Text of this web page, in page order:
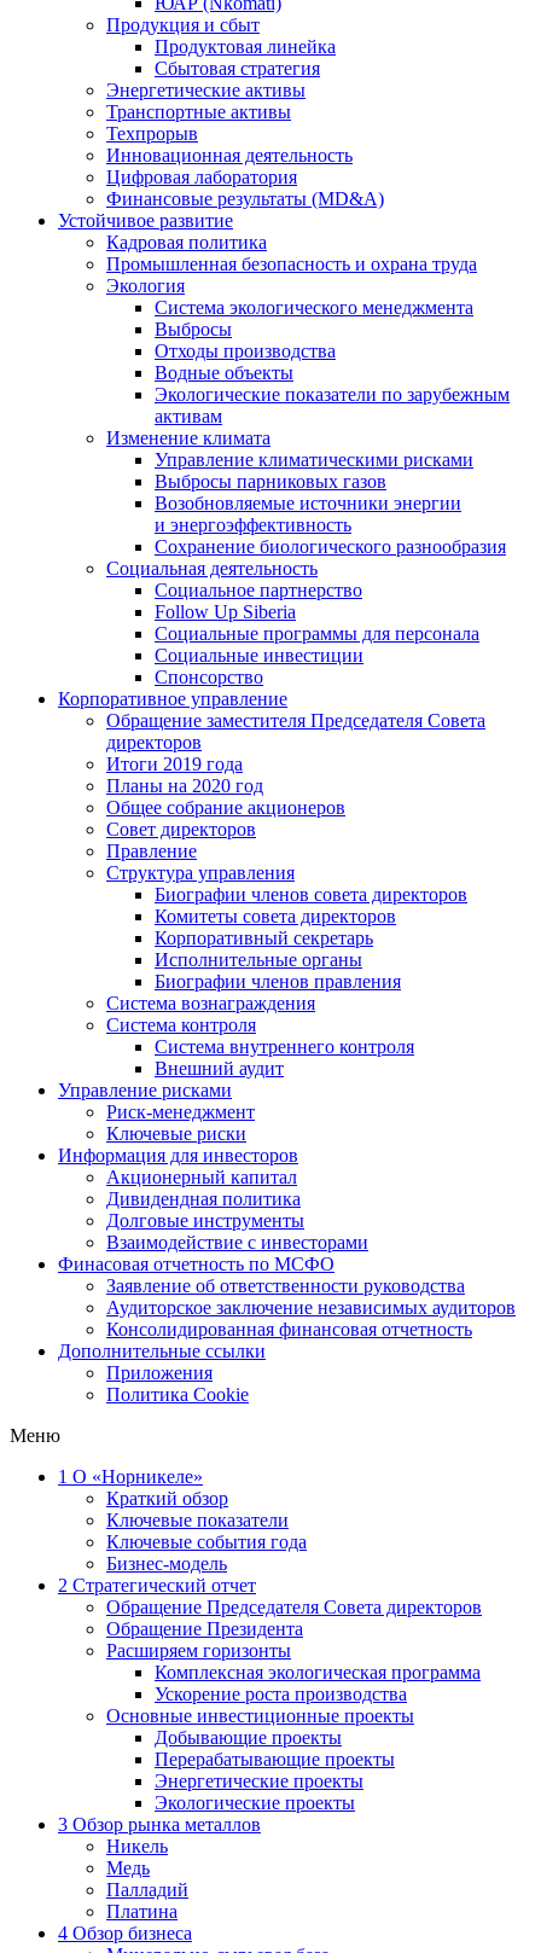
Продукция и сбыт
Продуктовая линейка
Сбытовая стратегия
Энергетические активы
Транспортные активы
Техпрорыв
Инновационная деятельность
Цифровая лаборатория
Финансовые результаты (MD&A)
Устойчивое развитие
Кадровая политика
Промышленная безопасность и охрана труда
Экология
Система экологического менеджмента
Выбросы
Отходы производства
Водные объекты
Экологические показатели по зарубежным
активам
Изменение климата
Управление климатическими рисками
Выбросы парниковых газов
Возобновляемые источники энергии
и энергоэффективность
Сохранение биологического разнообразия
Социальная деятельность
Социальное партнерство
Follow Up Siberia
Социальные программы для персонала
Социальные инвестиции
Спонсорство
Корпоративное управление
Обращение заместителя Председателя Совета
директоров
Итоги 2019 года
Планы на 2020 год
Общее собрание акционеров
Совет директоров
Правление
Структура управления
Биографии членов совета директоров
Комитеты совета директоров
Корпоративный секретарь
Исполнительные органы
Биографии членов правления
Система вознаграждения
Система контроля
Система внутреннего контроля
Внешний аудит
Управление рисками
Риск-менеджмент
Ключевые риски
Информация для инвесторов
Акционерный капитал
Дивидендная политика
Долговые инструменты
Взаимодействие с инвеcторами
Финасовая отчетность по МСФО
Заявление об ответственности руководства
Аудиторское заключение независимых аудиторов
Консолидированная финансовая отчетность
Дополнительные ссылки
Приложения
Политика Cookie
Меню
1 О «Норникеле»
Краткий обзор
Ключевые показатели
Ключевые события года
Бизнес-модель
2 Стратегический отчет
Обращение Председателя Совета директоров
Обращение Президента
Расширяем горизонты
Комплексная экологическая программа
Ускорение роста производства
Основные инвестиционные проекты
Добывающие проекты
Перерабатывающие проекты
Энергетические проекты
Экологические проекты
3 Обзор рынка металлов
Никель
Медь
Палладий
Платина
4 Обзор бизнеса